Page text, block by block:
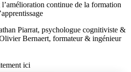
continue de la formation
Piarrat, psychologue cognitiviste &
Bernaert, formateur & ingénieur
ici